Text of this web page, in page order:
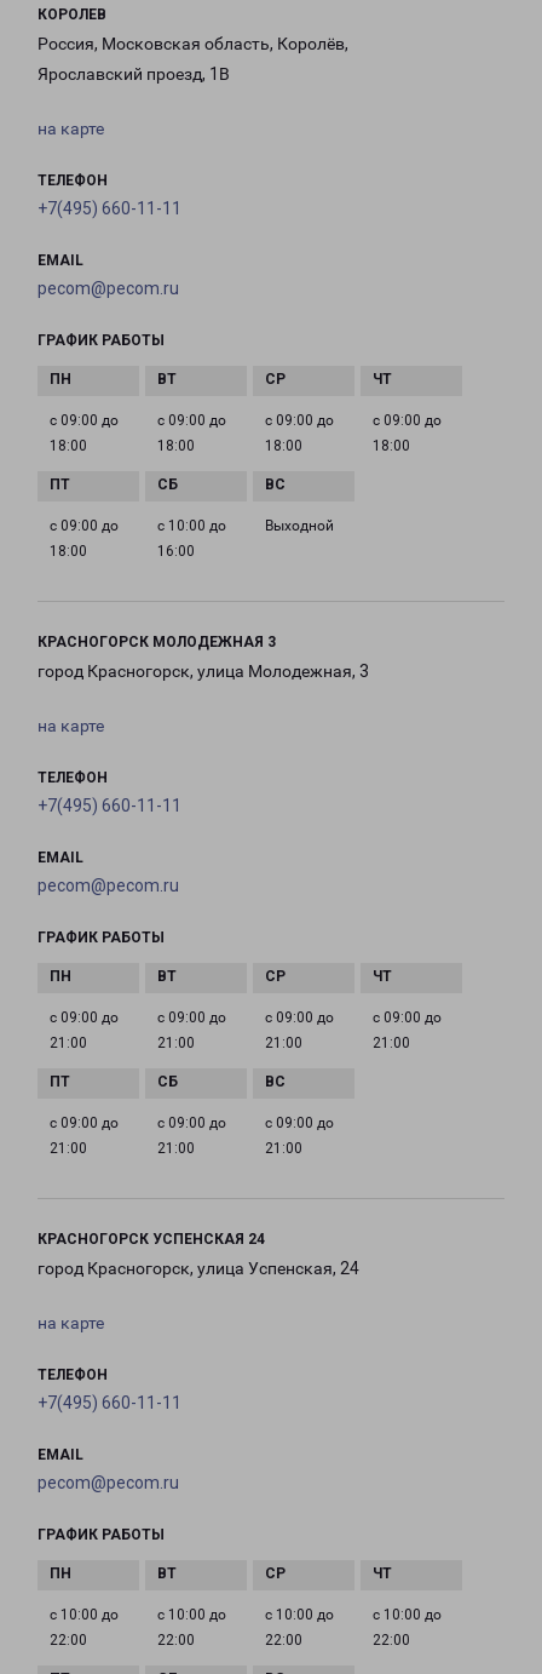
КОРОЛЕВ
Россия, Московская область, Королёв,
Ярославский проезд, 1В
на карте
ТЕЛЕФОН
+7(495) 660-11-11
EMAIL
pecom@pecom.ru
ГРАФИК РАБОТЫ
с 09:00 до
18:00
с 09:00 до
18:00
с 09:00 до
18:00
с 09:00 до
18:00
с 09:00 до
18:00
с 10:00 до
16:00
Выходной
КРАСНОГОРСК МОЛОДЕЖНАЯ 3
город Красногорск, улица Молодежная, 3
на карте
ТЕЛЕФОН
+7(495) 660-11-11
EMAIL
pecom@pecom.ru
ГРАФИК РАБОТЫ
с 09:00 до
21:00
с 09:00 до
21:00
с 09:00 до
21:00
с 09:00 до
21:00
с 09:00 до
21:00
с 09:00 до
21:00
с 09:00 до
21:00
КРАСНОГОРСК УСПЕНСКАЯ 24
город Красногорск, улица Успенская, 24
на карте
ТЕЛЕФОН
+7(495) 660-11-11
EMAIL
pecom@pecom.ru
ГРАФИК РАБОТЫ
с 10:00 до
22:00
с 10:00 до
22:00
с 10:00 до
22:00
с 10:00 до
22:00